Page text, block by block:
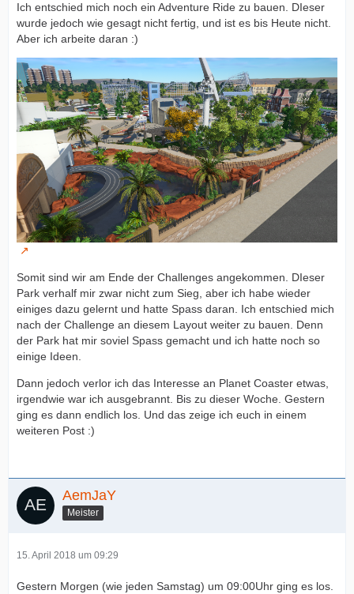
Ich entschied mich noch ein Adventure Ride zu bauen. DIeser
wurde jedoch wie gesagt nicht fertig, und ist es bis Heute nicht.
Aber ich arbeite daran :)
Somit sind wir am Ende der Challenges angekommen. DIeser
Park verhalf mir zwar nicht zum Sieg, aber ich habe wieder
einiges dazu gelernt und hatte Spass daran. Ich entschied mich
nach der Challenge an diesem Layout weiter zu bauen. Denn
der Park hat mir soviel Spass gemacht und ich hatte noch so
einige Ideen.
Dann jedoch verlor ich das Interesse an Planet Coaster etwas,
irgendwie war ich ausgebrannt. Bis zu dieser Woche. Gestern
ging es dann endlich los. Und das zeige ich euch in einem
weiteren Post :)
AemJaY
Meister
15. April 2018 um 09:29
Gestern Morgen (wie jeden Samstag) um 09:00Uhr ging es los.